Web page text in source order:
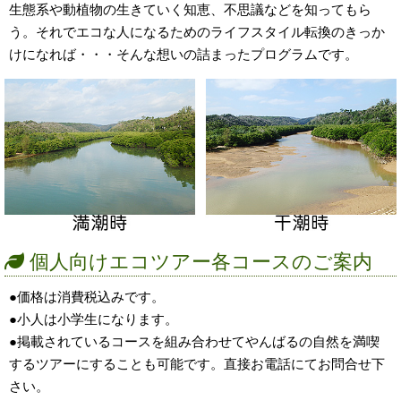
生態系や動植物の生きていく知恵、不思議などを知ってもら
う。それでエコな人になるためのライフスタイル転換のきっか
けになれば・・・そんな想いの詰まったプログラムです。
個人向けエコツアー各コースのご案内
●価格は消費税込みです。
●小人は小学生になります。
●掲載されているコースを組み合わせてやんばるの自然を満喫
するツアーにすることも可能です。直接お電話にてお問合せ下
さい。